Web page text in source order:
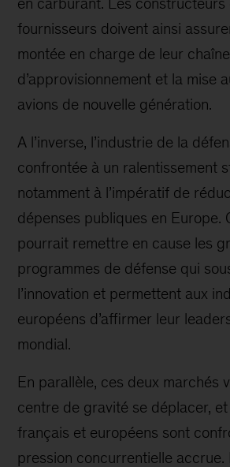
fournisseurs doivent ainsi
montée en charge de leur chaîne
d’approvisionnement et la mise
avions de nouvelle génération.
A l’inverse, l’industrie de la
confrontée à un ralentissement
notamment à l’impératif de
dépenses publiques en Europe.
pourrait remettre en cause les
programmes de défense qui
l’innovation et permettent aux
européens d’affirmer leur
mondial.
En parallèle, ces deux marchés
centre de gravité se déplacer,
français et européens sont
pression concurrentielle accrue.